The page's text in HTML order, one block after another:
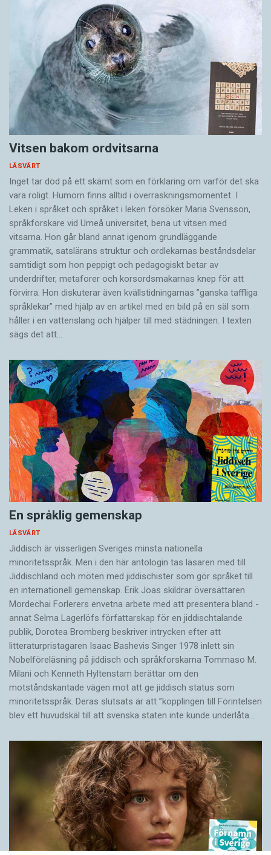
Vitsen bakom ordvitsarna
LÄSVÄRT
Inget tar död på ett skämt som en förklaring om varför det ska
vara roligt. Humorn finns alltid i överrask­ningsmomentet. I
Leken i språket och språket i leken för­söker Maria Svensson,
språkforskare vid Umeå universitet, bena ut vitsen med
vitsarna. Hon går bland annat igenom grundläggande
grammatik, satslärans struktur och ord­lekarnas beståndsdelar
samtidigt som hon peppigt och pedagogiskt betar av
underdrifter, meta­forer och korsords­makarnas knep för att
förvirra. Hon diskuterar även ­kvällstidningarnas ”ganska taffliga
språklekar” med hjälp av en artikel med en bild på en säl som
håller i en vatten­slang och hjälper till med städningen. I ­texten
sägs det att…
En språklig gemenskap
LÄSVÄRT
Jiddisch är visserligen Sveriges minsta nationella
minoritetsspråk. Men i den här antologin tas läsaren med till
Jiddischland och möten med jiddischister som gör språket till
en internationell gemenskap. Erik Joas skildrar översättaren
Morde­chai Forlerers envetna arbete med att presentera bland ­
annat Selma Lagerlöfs författarskap för en jiddisch­talande
publik, Dorotea Bromberg beskriver intrycken efter att
litteraturpristagaren Isaac Bashevis Singer 1978 inlett sin
Nobelföreläsning på jiddisch och språkforskarna Tommaso M.
Milani och Kenneth Hyltenstam berättar om den
motståndskantade vägen mot att ge jiddisch status som
minoritetsspråk. Deras slutsats är att ”kopplingen till Förintelsen
blev ett huvud­skäl till att svenska staten inte kunde underlåta…